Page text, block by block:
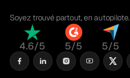
Soyez trouvé partout, en autopilote.
4.6/5 5/5 5/5